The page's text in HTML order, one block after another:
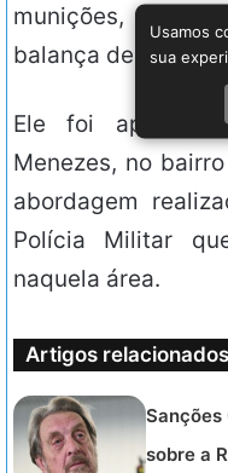
munições,
balança de
Ele foi
Menezes, no
abordagem
Polícia Militar
naquela área.
Artigos relacionados
Sanções
sobre a
Usamos
sua